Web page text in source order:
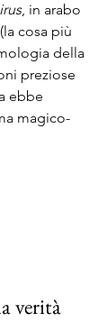
, in arabo
cosa più
della
preziose
ebbe
magico-
verità